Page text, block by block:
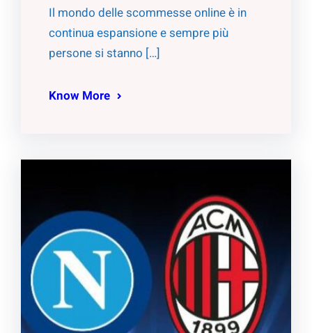
Il mondo delle scommesse online è in
continua espansione e sempre più
persone si stanno […]
Know More